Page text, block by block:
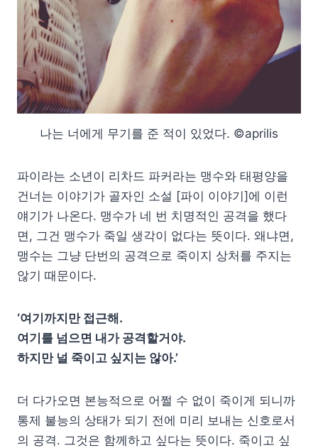
나는 너에게 무기를 준 적이 있었다. ©aprilis
파이라는 소년이 리차드 파커라는 맹수와 태평양을
건너는 이야기가 골자인 소설 [파이 이야기]에 이런
얘기가 나온다. 맹수가 네 번 치명적인 공격을 했다
면, 그건 맹수가 죽일 생각이 없다는 뜻이다. 왜냐면,
맹수는 그냥 단번의 공격으로 죽이지 상처를 주지는
않기 때문이다.
‘여기까지만 접근해.
여기를 넘으면 내가 공격할거야.
하지만 널 죽이고 싶지는 않아.’
더 다가오면 본능적으로 어쩔 수 없이 죽이게 되니까
통제 불능의 상태가 되기 전에 미리 보내는 신호로서
의 공격. 그것은 함께하고 싶다는 뜻이다. 죽이고 싶